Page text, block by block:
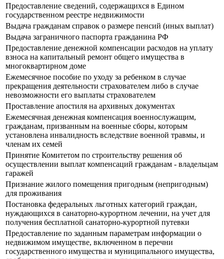
Предоставление сведений, содержащихся в Едином
государственном реестре недвижимости
Выдача гражданам справок о размере пенсий (иных выплат)
Выдача заграничного паспорта гражданина РФ
Предоставление денежной компенсации расходов на уплату
взноса на капитальный ремонт общего имущества в
многоквартирном доме
Ежемесячное пособие по уходу за ребенком в случае
прекращения деятельности страхователем либо в случае
невозможности его выплаты страхователем
Проставление апостиля на архивных документах
Ежемесячная денежная компенсация военнослужащим,
гражданам, призванным на военные сборы, которым
установлена инвалидность вследствие военной травмы, и
членам их семей
Принятие Комитетом по строительству решения об
осуществлении выплат компенсаций гражданам - владельцам
гаражей
Признание жилого помещения пригодным (непригодным)
для проживания
Постановка федеральных льготных категорий граждан,
нуждающихся в санаторно-курортном лечении, на учет для
получения бесплатной санаторно-курортной путевки
Предоставление по заданным параметрам информации о
недвижимом имуществе, включенном в перечни
государственного имущества и муниципального имущества,